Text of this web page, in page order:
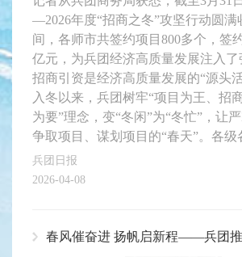
—2026年度“招商之冬”攻坚行动圆满
间，各师市共签约项目800多个，签
亿元，为兵团经济高质量发展注入了
招商引资是经济高质量发展的“源头
入冬以来，兵团树牢“项目为王、招
为要”理念，变“冬闲”为“冬忙”，让
争取项目、谋划项目的“春天”。各级
兵团日报
2026-04-08